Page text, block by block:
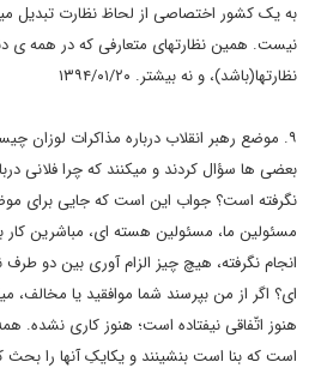
به یک کشور اختصاصی از لحاظ نظارت تبدیل
نیست. همین نظارتهای متعارفی که در همه ی
نظارتها(باشد)، و نه بیشتر. ۱۳۹۴/۰۱/۲۰
۹. موضع رهبر انقلاب درباره مذاکرات لوزان چیست؟
بعضی ها سؤال کردند و میکنند که چرا فلانی
نگرفته است؟ جواب این است که جایی برای
مسئولین ما، مسئولین هسته ای، مباشرین کار
انجام نگرفته، هیچ چیز الزام آوری بین دو
ای؟ اگر از من بپرسند شما موافقید یا مخالف،
هنوز اتّفاقی نیفتاده است؛ هنوز کاری نشده.
است که بنا است بنشینند و یکایکِ آنها را